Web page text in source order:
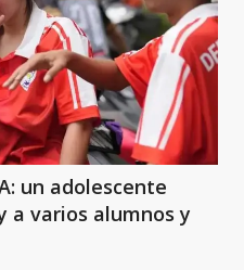
un adolescente
a varios alumnos y